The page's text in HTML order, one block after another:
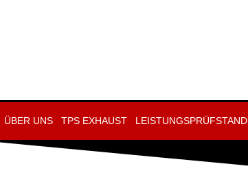
ÜBER UNS TPS EXHAUST LEISTUNGSPRÜFSTAND